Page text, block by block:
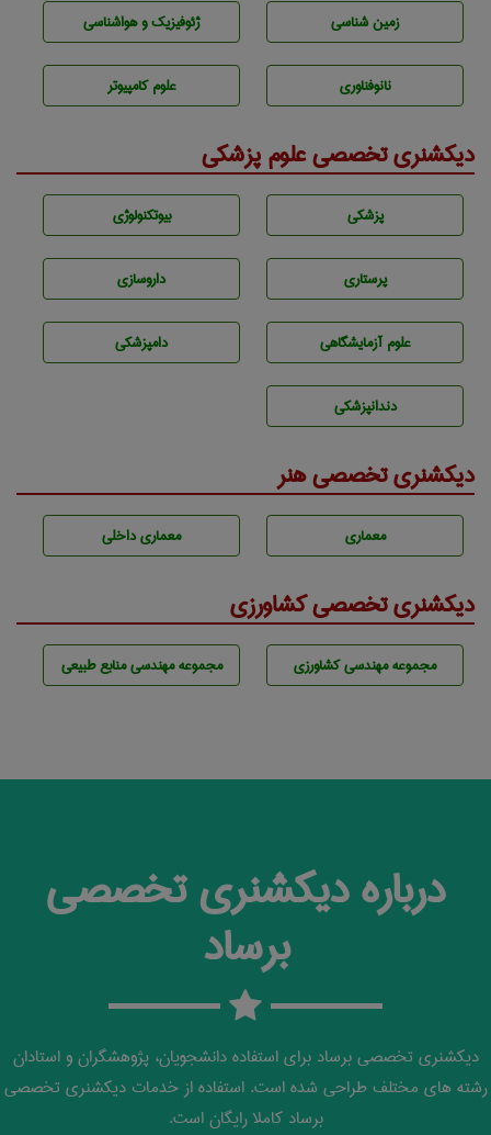
زمين شناسی ژئوفيزيك و هواشناسی
نانوفناوری علوم کامپیوتر
دیکشنری تخصصی علوم پزشکی
پزشكی بيوتكنولوژی
پرستاری داروسازی
علوم آزمايشگاهی دامپزشكی
دندانپزشكی
دیکشنری تخصصی هنر
معماری معماری داخلی
دیکشنری تخصصی کشاورزی
مجموعه مهندسی كشاورزی مجموعه مهندسی منابع طبيعی
درباره دیکشنری تخصصی
برساد
دیکشنری تخصصی برساد برای استفاده دانشجویان، پژوهشگران و استادان
رشته های مختلف طراحی شده است. استفاده از خدمات دیکشنری تخصصی
برساد کاملا رایگان است.